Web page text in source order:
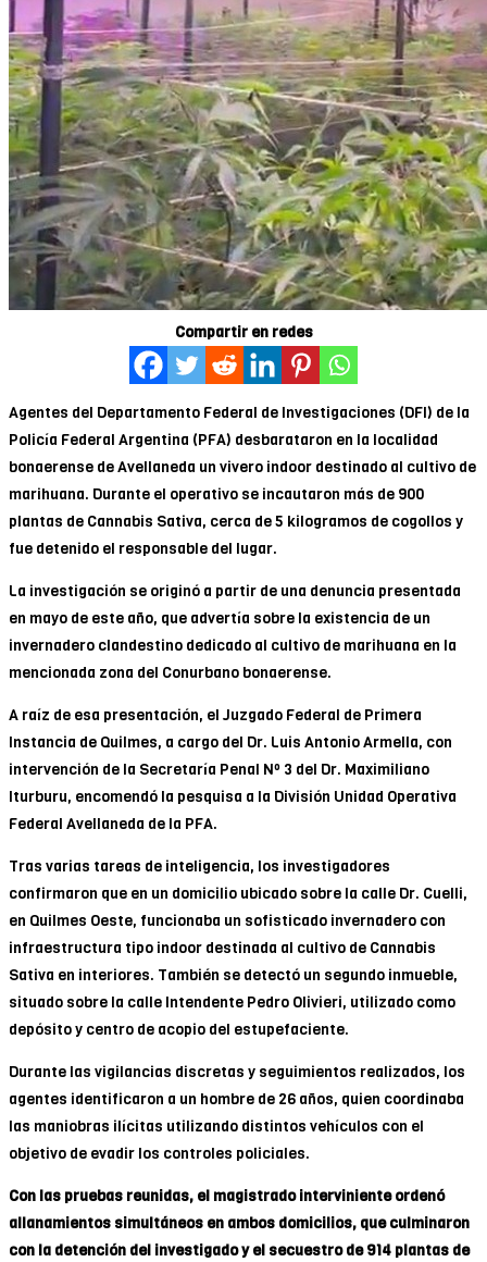
Compartir en redes
Agentes del Departamento Federal de Investigaciones (DFI) de la
Policía Federal Argentina (PFA) desbarataron en la localidad
bonaerense de Avellaneda un vivero indoor destinado al cultivo de
marihuana. Durante el operativo se incautaron más de 900
plantas de Cannabis Sativa, cerca de 5 kilogramos de cogollos y
fue detenido el responsable del lugar.
La investigación se originó a partir de una denuncia presentada
en mayo de este año, que advertía sobre la existencia de un
invernadero clandestino dedicado al cultivo de marihuana en la
mencionada zona del Conurbano bonaerense.
A raíz de esa presentación, el Juzgado Federal de Primera
Instancia de Quilmes, a cargo del Dr. Luis Antonio Armella, con
intervención de la Secretaría Penal Nº 3 del Dr. Maximiliano
Iturburu, encomendó la pesquisa a la División Unidad Operativa
Federal Avellaneda de la PFA.
Tras varias tareas de inteligencia, los investigadores
confirmaron que en un domicilio ubicado sobre la calle Dr. Cuelli,
en Quilmes Oeste, funcionaba un sofisticado invernadero con
infraestructura tipo indoor destinada al cultivo de Cannabis
Sativa en interiores. También se detectó un segundo inmueble,
situado sobre la calle Intendente Pedro Olivieri, utilizado como
depósito y centro de acopio del estupefaciente.
Durante las vigilancias discretas y seguimientos realizados, los
agentes identificaron a un hombre de 26 años, quien coordinaba
las maniobras ilícitas utilizando distintos vehículos con el
objetivo de evadir los controles policiales.
Con las pruebas reunidas, el magistrado interviniente ordenó
allanamientos simultáneos en ambos domicilios, que culminaron
con la detención del investigado y el secuestro de 914 plantas de